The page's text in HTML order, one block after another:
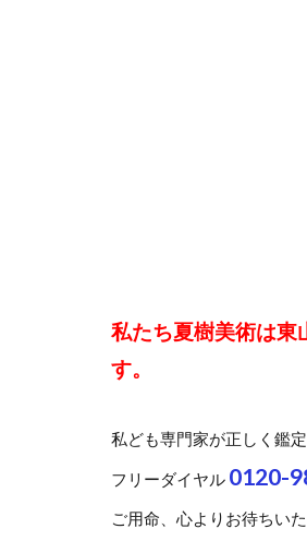
私たち夏樹美術は東
す。
私ども専門家が正しく鑑
フリーダイヤル 0120-
ご用命、心よりお待ちい